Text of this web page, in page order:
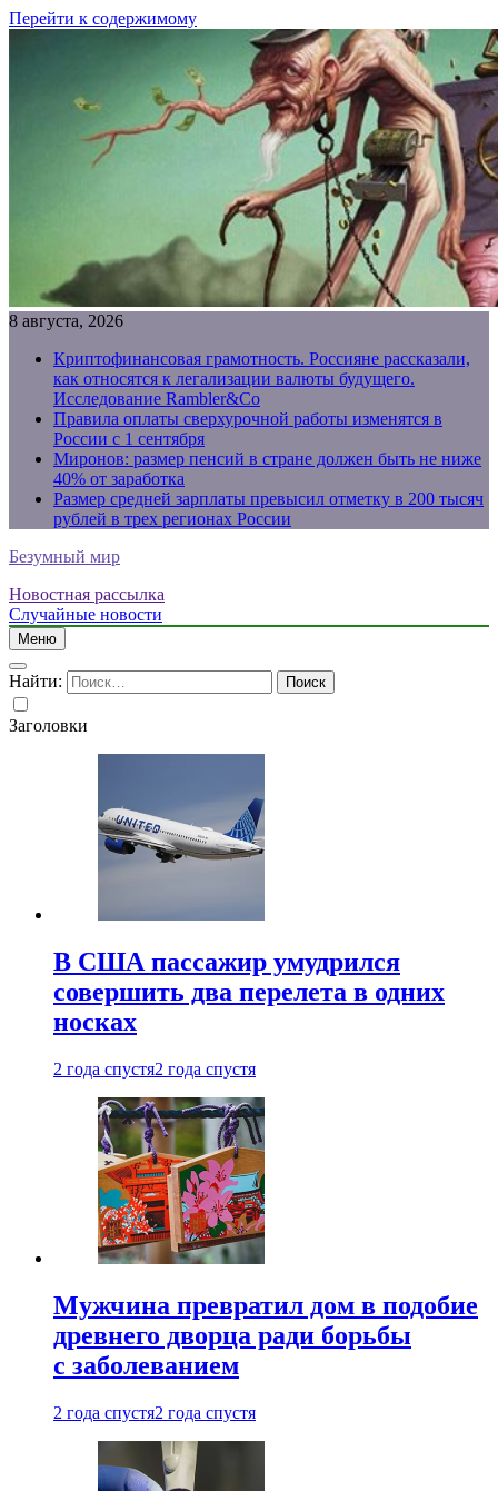
Перейти к содержимому
8 августа, 2026
Криптофинансовая грамотность. Россияне рассказали,
как относятся к легализации валюты будущего.
Исследование Rambler&Co
Правила оплаты сверхурочной работы изменятся в
России с 1 сентября
Миронов: размер пенсий в стране должен быть не ниже
40% от заработка
Размер средней зарплаты превысил отметку в 200 тысяч
рублей в трех регионах России
Безумный мир
Новостная рассылка
Случайные новости
Меню
Найти:
Заголовки
В США пассажир умудрился
совершить два перелета в одних
носках
2 года спустя2 года спустя
Мужчина превратил дом в подобие
древнего дворца ради борьбы
с заболеванием
2 года спустя2 года спустя